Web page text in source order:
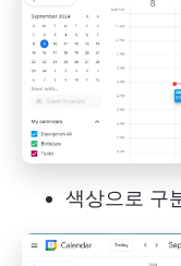
색상으로 구